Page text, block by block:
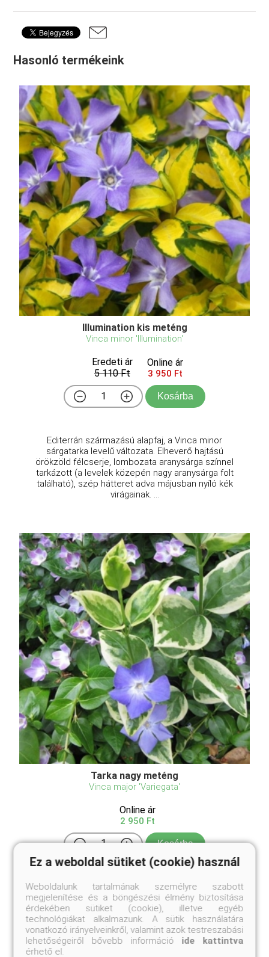
Hasonló termékeink
Illumination kis meténg
Vinca minor 'Illumination'
Eredeti ár
5 110 Ft
Online ár
3 950 Ft
Kosárba
Editerrán származású alapfaj, a Vinca minor
sárgatarka levelű változata. Elheverő hajtású
örökzöld félcserje, lombozata aranysárga színnel
tarkázott (a levelek közepén nagy aranysárga folt
található), szép hátteret adva májusban nyíló kék
virágainak. ...
Tarka nagy meténg
Vinca major 'Variegata'
Online ár
2 950 Ft
Kosárba
Kedves kis kúszónövény, leveleinek szegélye
krémfehér, de a levéllemez is krémfehérrel
márványozott. Égszínkék virágai májusban nyílnak.
MInden kerttípusban jól alkalmazható. Egészen
árnyékos helyeken ls jól mutat, ilyen helyeken is
hozzák a levelei ...
Ez a weboldal sütiket (cookie) használ
Weboldalunk tartalmának személyre szabott
megjelenítése és a böngészési élmény biztosítása
érdekében sütiket (cookie), illetve egyéb
technológiákat alkalmazunk. A sütik használatára
vonatkozó irányelveinkről, valamint azok testreszabási
lehetőségeiről bővebb információ ide kattintva
érhető el.